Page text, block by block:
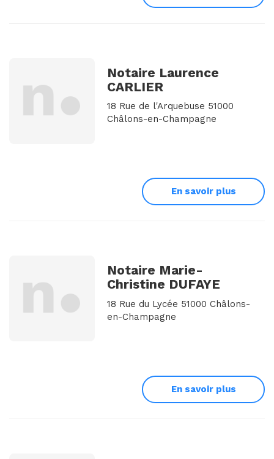
Notaire Laurence
CARLIER
18 Rue de l'Arquebuse 51000
Châlons-en-Champagne
En savoir plus
Notaire Marie-
Christine DUFAYE
18 Rue du Lycée 51000 Châlons-
en-Champagne
En savoir plus